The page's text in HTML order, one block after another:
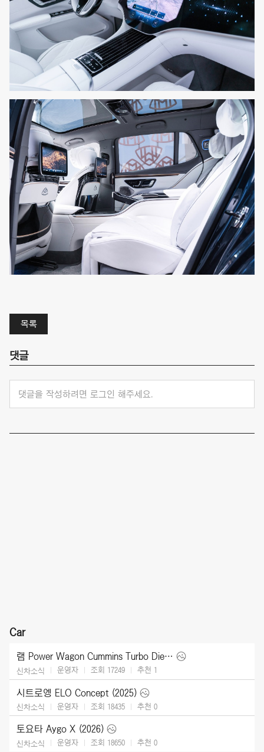
목록
댓글
댓글을 작성하려면 로그인 해주세요.
Car
램 Power Wagon Cummins Turbo Diesel (2027)
신차소식 운영자 조회 17249 추천 1
시트로엥 ELO Concept (2025)
신차소식 운영자 조회 18435 추천 0
토요타 Aygo X (2026)
신차소식 운영자 조회 18650 추천 0